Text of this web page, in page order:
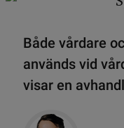
Både vårdare
används vid
visar en